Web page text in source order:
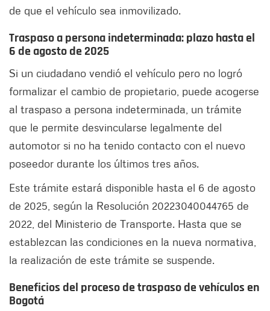
de que el vehículo sea inmovilizado.
Traspaso a persona indeterminada: plazo hasta el
6 de agosto de 2025
Si un ciudadano vendió el vehículo pero no logró
formalizar el cambio de propietario, puede acogerse
al traspaso a persona indeterminada, un trámite
que le permite desvincularse legalmente del
automotor si no ha tenido contacto con el nuevo
poseedor durante los últimos tres años.
Este trámite estará disponible hasta el 6 de agosto
de 2025, según la Resolución 20223040044765 de
2022, del Ministerio de Transporte. Hasta que se
establezcan las condiciones en la nueva normativa,
la realización de este trámite se suspende.
Beneficios del proceso de traspaso de vehículos en
Bogotá